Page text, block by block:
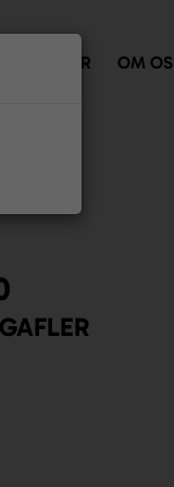
VI TILBYDER OM OS